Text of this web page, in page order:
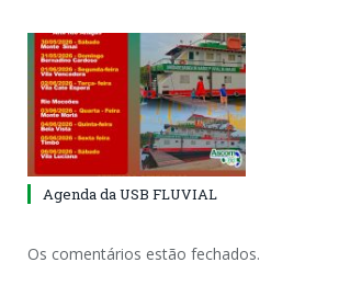
Agenda da USB FLUVIAL
Os comentários estão fechados.